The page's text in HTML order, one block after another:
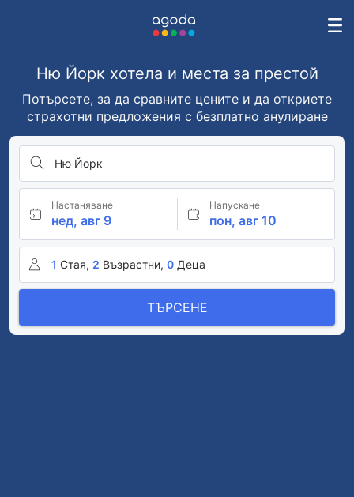
Ню Йорк хотела и места за престой
Потърсете, за да сравните цените и да откриете
страхотни предложения с безплатно анулиране
Ню Йорк
Настаняване
нед, авг 9
Напускане
пон, авг 10
1 Стая, 2 Възрастни, 0 Деца
ТЪРСЕНЕ